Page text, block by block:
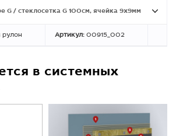
G / стеклосетка G 100cм, ячейка 9х9мм
Артикул: 00915_002
в системных